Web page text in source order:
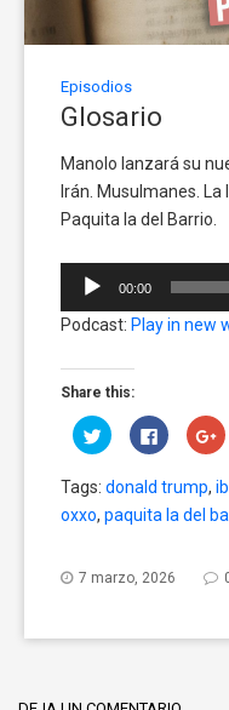
Episodios
Glosario
Manolo lanzará su
Irán. Musulmanes. La
Paquita la del Barrio.
Reproductor
audio
00:00
Podcast: Play in new
Share this:
Click
to
share
Twitter
(Opens
in
Click
to
share
Facebook
(Opens
in
to
in
Tags: donald trump,
oxxo, paquita la del
7 marzo, 2026